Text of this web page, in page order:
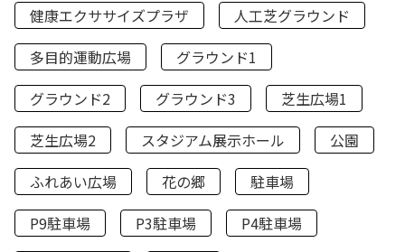
健康エクササイズプラザ
人工芝グラウンド
多目的運動広場
グラウンド1
グラウンド2
グラウンド3
芝生広場1
芝生広場2
スタジアム展示ホール
公園
ふれあい広場
花の郷
駐車場
P9駐車場
P3駐車場
P4駐車場